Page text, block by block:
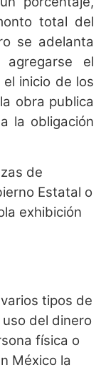
total del
se adelanta
el
inicio de los
obra publica
la obligación
de
Estatal o
exhibición
tipos de
del dinero
física o
México la